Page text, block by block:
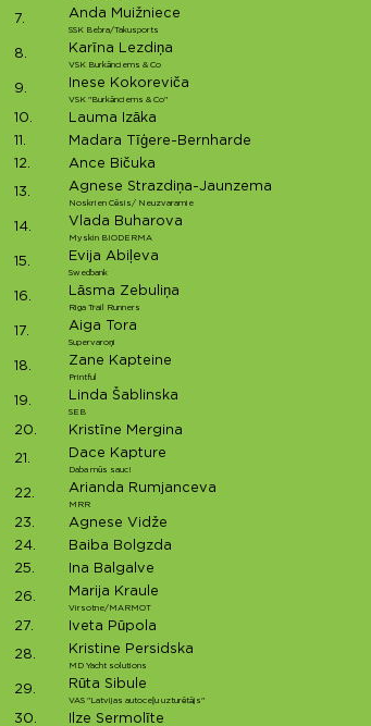
7. Anda Muižniece
SSK Bebra/Takusports
8. Karīna Lezdiņa
VSK Burkānciems & Co
9. Inese Kokoreviča
VSK "Burkānciems & Co"
10. Lauma Izāka
11.
Madara Tīģere-Bernharde
12.
Ance Bičuka
13. Agnese Strazdiņa-Jaunzema
Noskrien Cēsis/ Neuzvaramie
14. Vlada Buharova
Myskin BIODERMA
15. Evija Abiļeva
Swedbank
16. Lāsma Zebuliņa
Riga Trail Runners
17. Aiga Tora
Supervaroņi
18. Zane Kapteine
Printful
19. Linda Šablinska
SEB
20. Kristīne Mergina
21. Dace Kapture
Daba mūs sauc!
22. Arianda Rumjanceva
MRR
23. Agnese Vidže
24.
Baiba Bolgzda
25.
Ina Balgalve
26. Marija Kraule
Virsotne/MARMOT
27. Iveta Pūpola
28. Kristine Persidska
MD Yacht solutions
29. Rūta Sibule
VAS "Latvijas autoceļu uzturētājs"
30. Ilze Sermolīte